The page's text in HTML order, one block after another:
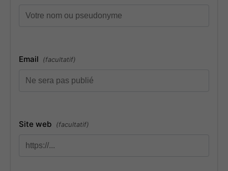
Email (facultatif)
Site web (facultatif)